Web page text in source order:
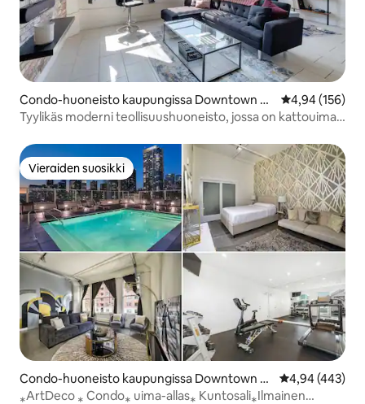
Condo-huoneisto kaupungissa Downtown Lo
s Angeles
4,94 (156)
Tyylikäs moderni teollisuushuoneisto, jossa on kattouima-
Vieraiden suosikki
Vieraiden suosikki
Condo-huoneisto kaupungissa Downtown L
os Angeles
4,94 (443)
⁎ArtDeco ⁎ Condo⁎ uima-allas⁎ Kuntosali⁎Ilmainen